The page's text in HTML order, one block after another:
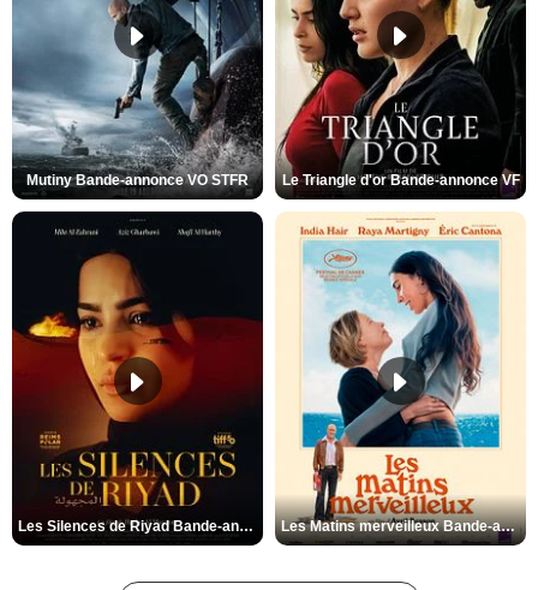
Mutiny Bande-annonce VO STFR Le Triangle d'or Bande-annonce VF
Les Silences de Riyad Bande-annonce VO STFR Les Matins merveilleux Bande-annonce VF